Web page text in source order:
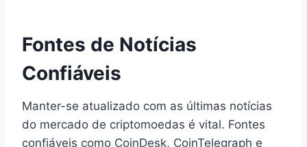
Fontes de Notícias
Confiáveis
Manter-se atualizado com as últimas notícias
do mercado de criptomoedas é vital. Fontes
confiáveis como CoinDesk, CoinTelegraph e